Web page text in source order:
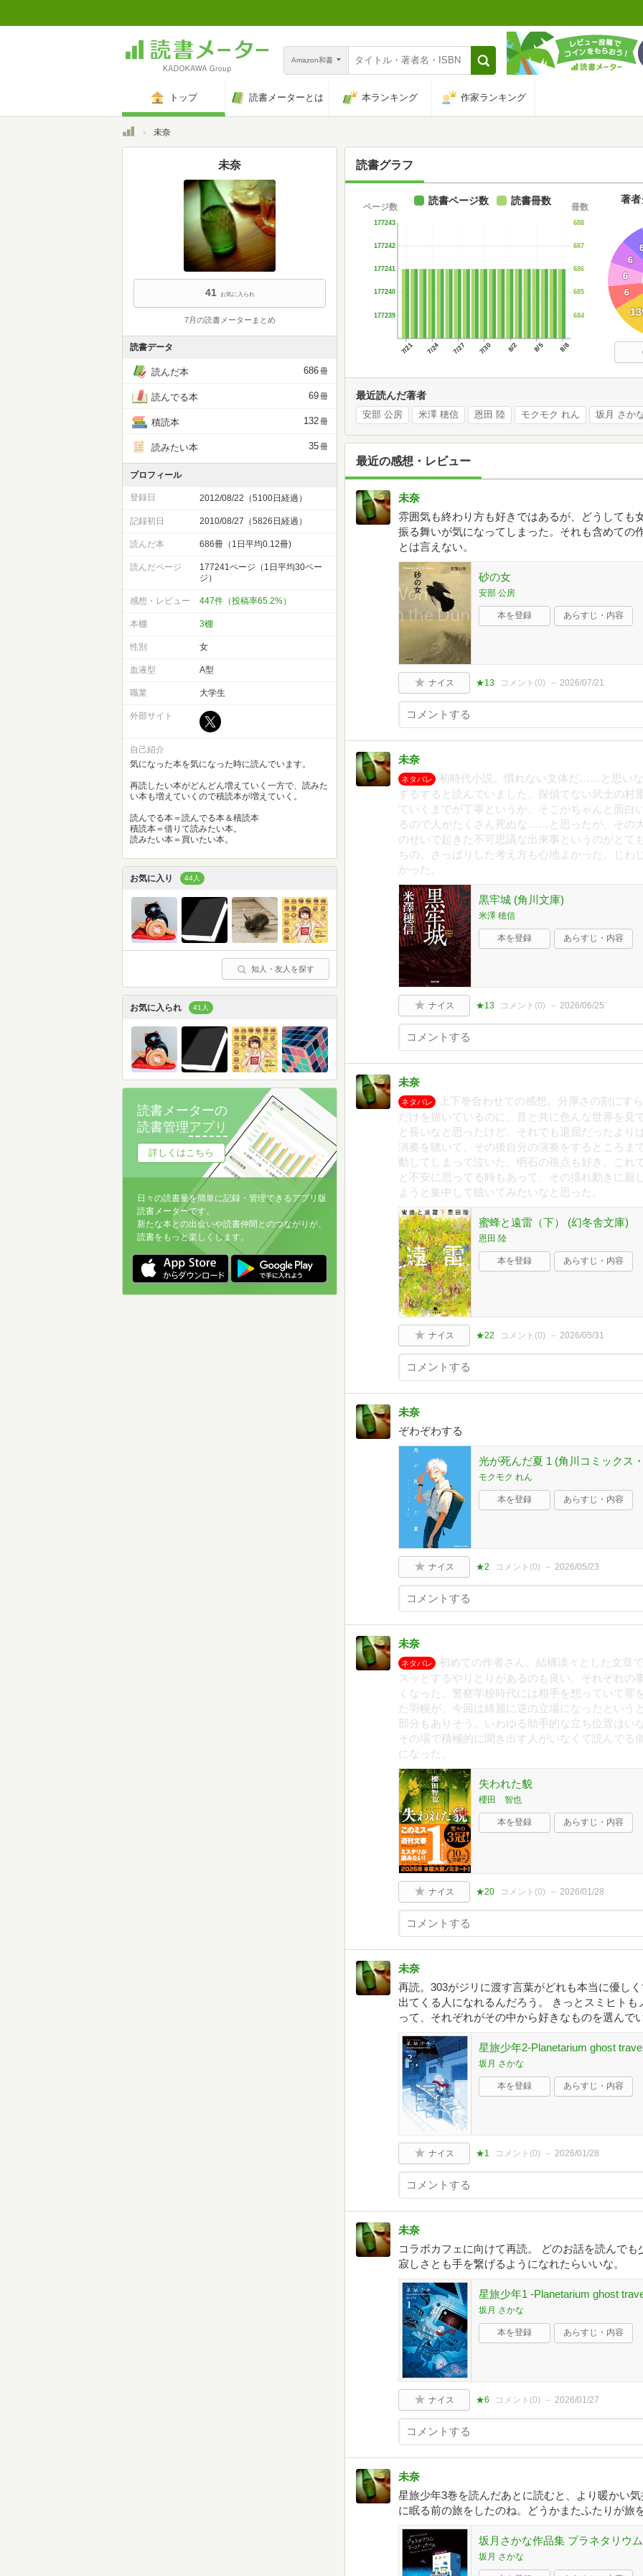
Amazon和書
トップ 読書メーターとは 本ランキング 作家ランキング
トップ未奈
読書グラフ
7/21 7/24 7/27 7/30 8/2 8/5 8/8
177239
177240
177241
177242
177243
ページ数
684
685
686
687
688
冊数
読書ページ数 読書冊数
13
6
6
6
著者
最近読んだ著者
安部 公房 米澤 穂信 恩田 陸 モクモク れん 坂月 さか
最近の感想・レビュー
未奈
雰囲気も終わり方も好きではあるが、どうしても
振る舞いが気になってしまった。それも含めての
とは言えない。
砂の女
安部 公房
本を登録 あらすじ・内容
ナイス ★13 コメント(0) 2026/07/21
未奈
ネタバレ
初時代小説。慣れない文体だ……と思い
するすると読んでいました。探偵でない武士の村
ていくまでが丁寧というか、そこがちゃんと面白
るので人がたくさん死ぬな……と思ったが、その
のせいで起きた不可思議な出来事というのがとて
ちの、さっぱりした考え方も心地よかった。じわ
かった。
黒牢城 (角川文庫)
米澤 穂信
本を登録 あらすじ・内容
ナイス ★13 コメント(0) 2026/06/25
未奈
ネタバレ
上下巻合わせての感想。分厚さの割にす
だけを描いているのに、音と共に色んな世界を見
と長いなと思ったけど、それでも退屈だったより
演奏を聴いて、その後自分の演奏をするところま
動してしまって泣いた。明石の視点も好き。これ
と不安に思ってる時もあって、その揺れ動きに親
ようと集中して聴いてみたいなと思った。
蜜蜂と遠雷（下） (幻冬舎文庫)
恩田 陸
本を登録 あらすじ・内容
ナイス ★22 コメント(0) 2026/05/31
未奈
ぞわぞわする
光が死んだ夏 1 (角川コミックス
モクモク れん
本を登録 あらすじ・内容
ナイス ★2 コメント(0) 2026/05/23
未奈
ネタバレ
初めての作者さん。結構淡々とした文章
スッとするやりとりがあるのも良い。それぞれの
くなった。警察学校時代には相手を想っていて罪
た羽幌が、今回は綺麗に逆の立場になったという
部分もありそう。いわゆる助手的な立ち位置はい
その場で積極的に聞き出す人がいなくて読んでる
になった。
失われた貌
櫻田 智也
本を登録 あらすじ・内容
ナイス ★20 コメント(0) 2026/01/28
未奈
再読。303がジリに渡す言葉がどれも本当に優し
出てくる人になれるんだろう。 きっとスミヒト
って、それぞれがその中から好きなものを選んで
星旅少年2-Planetarium ghost
坂月 さかな
本を登録 あらすじ・内容
ナイス ★1 コメント(0) 2026/01/28
未奈
コラボカフェに向けて再読。 どのお話を読んで
寂しさとも手を繋げるようになれたらいいな。
星旅少年1 -Planetarium ghost
坂月 さかな
本を登録 あらすじ・内容
ナイス ★6 コメント(0) 2026/01/27
未奈
星旅少年3巻を読んだあとに読むと、より暖かい
に眠る前の旅をしたのね。どうかまたふたりが旅
坂月さかな作品集 プラネタリウ
坂月 さかな
未奈
41 お気に入られ
7月の読書メーターまとめ
読書データ
読んだ本 686冊
読んでる本 69冊
積読本 132冊
読みたい本 35冊
プロフィール
登録日 2012/08/22（5100日経過）
記録初日 2010/08/27（5826日経過）
読んだ本 686冊（1日平均0.12冊)
読んだページ
177241ページ（1日平均30ペー
ジ）
感想・レビュー 447件（投稿率65.2%）
本棚 3棚
性別 女
血液型 A型
職業 大学生
外部サイト
自己紹介
気になった本を気になった時に読んでいます。
再読したい本がどんどん増えていく一方で、読みた
い本も増えていくので積読本が増えていく。
読んでる本＝読んでる本＆積読本
積読本＝借りて読みたい本。
読みたい本＝買いたい本。
お気に入り 44人
知人・友人を探す
お気に入られ 41人
読書メーターの
読書管理アプリ
詳しくはこちら
日々の読書量を簡単に記録・管理できるアプリ版
読書メーターです。
新たな本との出会いや読書仲間とのつながりが、
読書をもっと楽しくします。